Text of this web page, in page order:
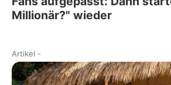
Millionär?" wieder
Artikel -